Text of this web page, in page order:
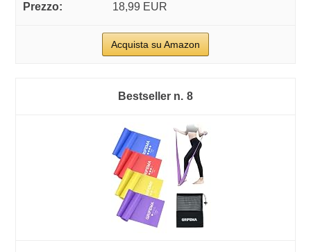
18,99 EUR
Acquista su Amazon
8